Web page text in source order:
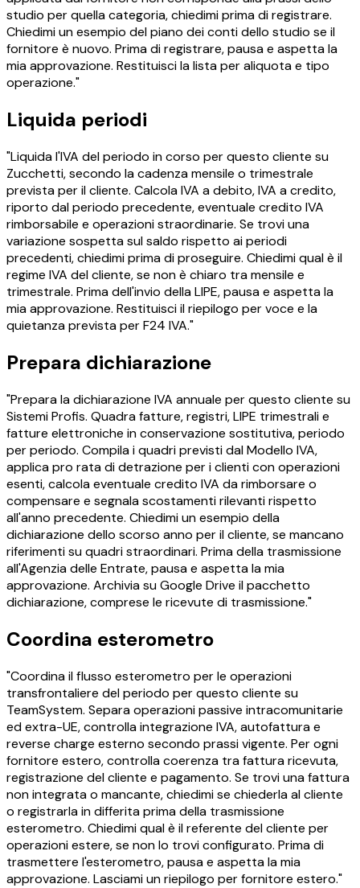
studio per quella categoria, chiedimi prima di registrare.
Chiedimi un esempio del piano dei conti dello studio se il
fornitore è nuovo. Prima di registrare, pausa e aspetta la
mia approvazione. Restituisci la lista per aliquota e tipo
operazione."
Liquida periodi
"Liquida l'IVA del periodo in corso per questo cliente su
Zucchetti, secondo la cadenza mensile o trimestrale
prevista per il cliente. Calcola IVA a debito, IVA a credito,
riporto dal periodo precedente, eventuale credito IVA
rimborsabile e operazioni straordinarie. Se trovi una
variazione sospetta sul saldo rispetto ai periodi
precedenti, chiedimi prima di proseguire. Chiedimi qual è il
regime IVA del cliente, se non è chiaro tra mensile e
trimestrale. Prima dell'invio della LIPE, pausa e aspetta la
mia approvazione. Restituisci il riepilogo per voce e la
quietanza prevista per F24 IVA."
Prepara dichiarazione
"Prepara la dichiarazione IVA annuale per questo cliente su
Sistemi Profis. Quadra fatture, registri, LIPE trimestrali e
fatture elettroniche in conservazione sostitutiva, periodo
per periodo. Compila i quadri previsti dal Modello IVA,
applica pro rata di detrazione per i clienti con operazioni
esenti, calcola eventuale credito IVA da rimborsare o
compensare e segnala scostamenti rilevanti rispetto
all'anno precedente. Chiedimi un esempio della
dichiarazione dello scorso anno per il cliente, se mancano
riferimenti su quadri straordinari. Prima della trasmissione
all'Agenzia delle Entrate, pausa e aspetta la mia
approvazione. Archivia su Google Drive il pacchetto
dichiarazione, comprese le ricevute di trasmissione."
Coordina esterometro
"Coordina il flusso esterometro per le operazioni
transfrontaliere del periodo per questo cliente su
TeamSystem. Separa operazioni passive intracomunitarie
ed extra-UE, controlla integrazione IVA, autofattura e
reverse charge esterno secondo prassi vigente. Per ogni
fornitore estero, controlla coerenza tra fattura ricevuta,
registrazione del cliente e pagamento. Se trovi una fattura
non integrata o mancante, chiedimi se chiederla al cliente
o registrarla in differita prima della trasmissione
esterometro. Chiedimi qual è il referente del cliente per
operazioni estere, se non lo trovi configurato. Prima di
trasmettere l'esterometro, pausa e aspetta la mia
approvazione. Lasciami un riepilogo per fornitore estero."